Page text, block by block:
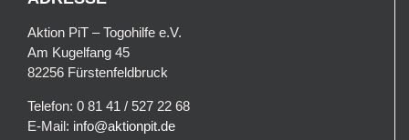
Aktion PiT – Togohilfe e.V.
Am Kugelfang 45
82256 Fürstenfeldbruck
Telefon: 0 81 41 / 527 22 68
E-Mail: info@aktionpit.de